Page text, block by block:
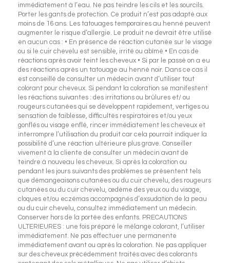
immédiatement à l’eau. Ne pas teindre les cils et les sourcils.
Porter les gants de protection. Ce produit n’est pas adapté aux
moins de 16 ans. Les tatouages temporaires au henné peuvent
augmenter le risque d’allergie. Le produit ne devrait être utilisé
en aucun cas : • En présence de réaction cutanée sur le visage
ou si le cuir chevelu est sensible, irrité ou abîmé • En cas de
réactions après avoir teint les cheveux • Si par le passé on a eu
des réactions après un tatouage au henné noir. Dans ce cas il
est conseillé de consulter un médecin avant d’utiliser tout
colorant pour cheveux. Si pendant la coloration se manifestent
les réactions suivantes : des irritations ou brûlures et/ ou
rougeurs cutanées qui se développent rapidement, vertiges ou
sensation de faiblesse, difficultés respiratoires et/ou yeux
gonflés ou visage enflé, rincer immédiatement les cheveux et
interrompre l’utilisation du produit car cela pourrait indiquer la
possibilité d’une réaction ultérieure plus grave. Conseiller
vivement à la cliente de consulter un médecin avant de
teindre à nouveau les cheveux. Si après la coloration ou
pendant les jours suivants des problèmes se présentent tels
que démangeaisons cutanées ou du cuir chevelu, des rougeurs
cutanées ou du cuir chevelu, œdème des yeux ou du visage,
cloques et/ou eczémas accompagnés d’exsudation de la peau
ou du cuir chevelu, consultez immédiatement un médecin.
Conserver hors de la portée des enfants. PRECAUTIONS
ULTERIEURES : une fois préparé le mélange colorant, l’utiliser
immédiatement. Ne pas effectuer une permanente
immédiatement avant ou après la coloration. Ne pas appliquer
sur des cheveux précédemment traités avec des colorants